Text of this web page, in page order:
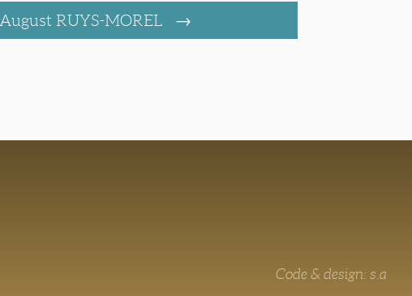
August RUYS-MOREL
Code & design: s.a